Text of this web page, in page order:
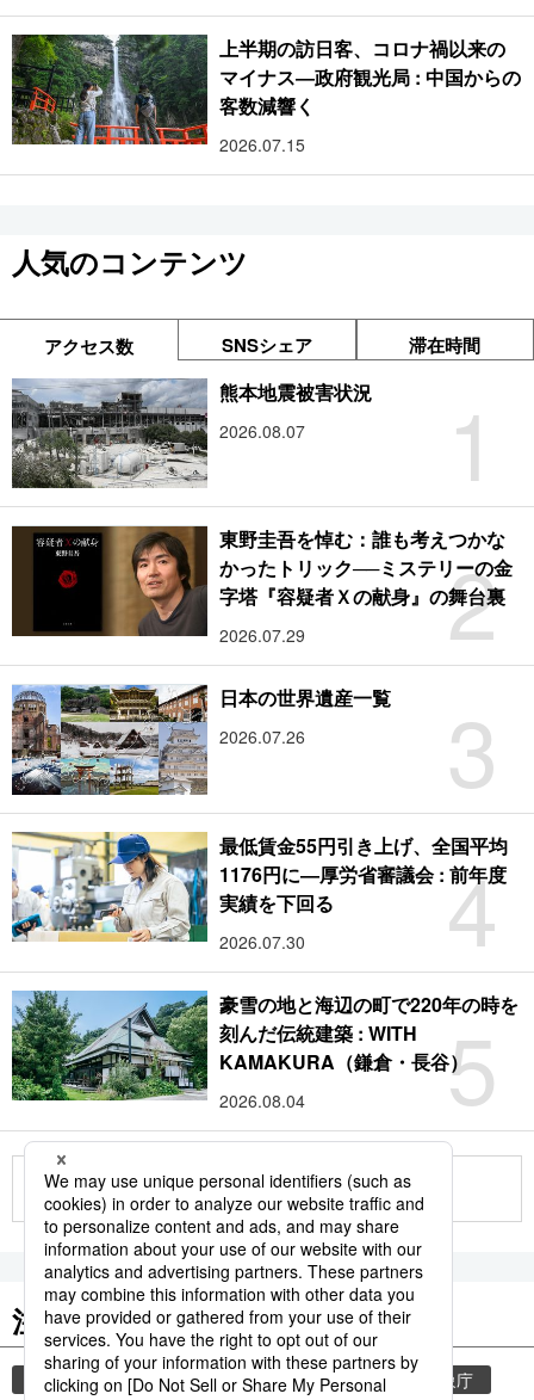
上半期の訪日客、コロナ禍以来の
マイナス―政府観光局 : 中国からの
客数減響く
2026.07.15
人気のコンテンツ
アクセス数 SNSシェア 滞在時間
1
熊本地震被害状況
2026.08.07
2
東野圭吾を悼む：誰も考えつかな
かったトリック──ミステリーの金
字塔『容疑者Ｘの献身』の舞台裏
2026.07.29
3
日本の世界遺産一覧
2026.07.26
4
最低賃金55円引き上げ、全国平均
1176円に―厚労省審議会 : 前年度
実績を下回る
2026.07.30
5
豪雪の地と海辺の町で220年の時を
刻んだ伝統建築 : WITH
KAMAKURA（鎌倉・長谷）
2026.08.04
もっと見る
注目のキーワード
共同通信ニュース 気象・災害 災害 気象庁